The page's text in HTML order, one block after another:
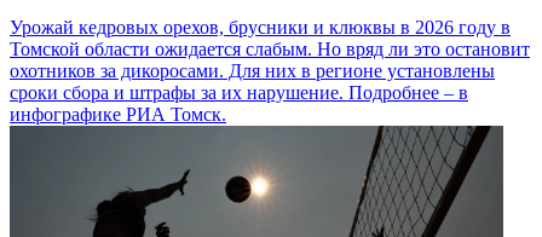
Урожай кедровых орехов, брусники и клюквы в 2026 году в
Томской области ожидается слабым. Но вряд ли это остановит
охотников за дикоросами. Для них в регионе установлены
сроки сбора и штрафы за их нарушение. Подробнее – в
инфографике РИА Томск.